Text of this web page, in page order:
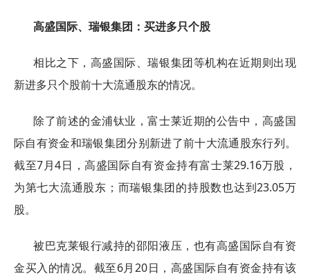
高盛国际、瑞银集团：买进多只个股
相比之下，高盛国际、瑞银集团等机构在近期则出现
新进多只个股前十大流通股东的情况。
除了前述的金浦钛业，富士莱近期的公告中，高盛国
际自有资金和瑞银集团分别新进了前十大流通股东行列。
截至7月4日，高盛国际自有资金持有富士莱29.16万股，
为第七大流通股东；而瑞银集团的持股数也达到23.05万
股。
被巴克莱银行减持的邵阳液压，也有高盛国际自有资
金买入的情况。截至6月20日，高盛国际自有资金持有该